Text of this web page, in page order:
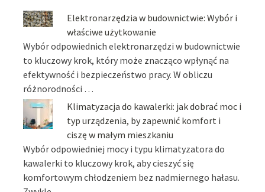
Elektronarzędzia w budownictwie: Wybór i
właściwe użytkowanie
Wybór odpowiednich elektronarzędzi w budownictwie
to kluczowy krok, który może znacząco wpłynąć na
efektywność i bezpieczeństwo pracy. W obliczu
różnorodności …
Klimatyzacja do kawalerki: jak dobrać moc i
typ urządzenia, by zapewnić komfort i
ciszę w małym mieszkaniu
Wybór odpowiedniej mocy i typu klimatyzatora do
kawalerki to kluczowy krok, aby cieszyć się
komfortowym chłodzeniem bez nadmiernego hałasu.